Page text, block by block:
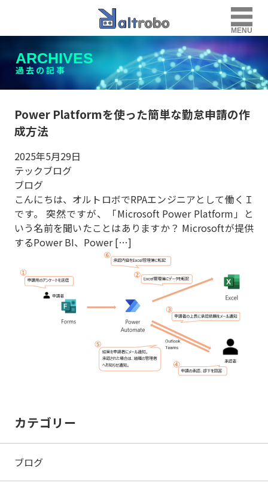
MENU
ARCHIVES
過去の記事
Power Platformを使った簡単な勤怠申請の作
成方法
2025年5月29日
テックブログ
ブログ
こんにちは、オルトロボでRPAエンジニアとして働くＩ
です。 突然ですが、「Microsoft Power Platform」と
いう名前を聞いたことはありますか？ Microsoftが提供
するPower BI、Power […]
カテゴリー
ブログ